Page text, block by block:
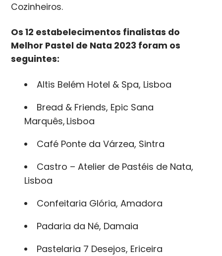
Cozinheiros.
Os 12 estabelecimentos finalistas do
Melhor Pastel de Nata 2023 foram os
seguintes:
Altis Belém Hotel & Spa, Lisboa
Bread & Friends, Epic Sana
Marquês, Lisboa
Café Ponte da Várzea, Sintra
Castro – Atelier de Pastéis de Nata,
Lisboa
Confeitaria Glória, Amadora
Padaria da Né, Damaia
Pastelaria 7 Desejos, Ericeira